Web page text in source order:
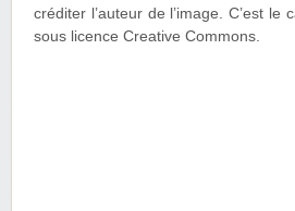
créditer l’auteur de l’image. C’est le
sous licence Creative Commons.